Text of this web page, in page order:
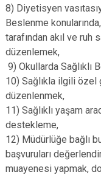
8) Diyetisyen
Beslenme
tarafından akıl ve ruh
düzenlemek,
9) Okullarda
10) Sağlıkla ilgili
düzenlenmek,
11) Sağlıklı yaşam
destekleme,
12) Müdürlüğe bağlı
başvuruları
muayenesi yapmak,